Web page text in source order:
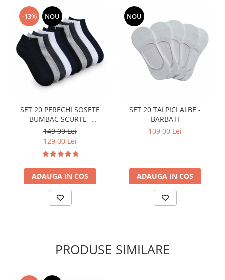
-13% NOU
SET 20 PERECHI SOSETE
BUMBAC SCURTE -
MULTICOLOR - BARBATI
149,00 Lei
129,00 Lei
ADAUGA IN COS
NOU
SET 20 TALPICI ALBE -
BARBATI
109,00 Lei
ADAUGA IN COS
PRODUSE SIMILARE